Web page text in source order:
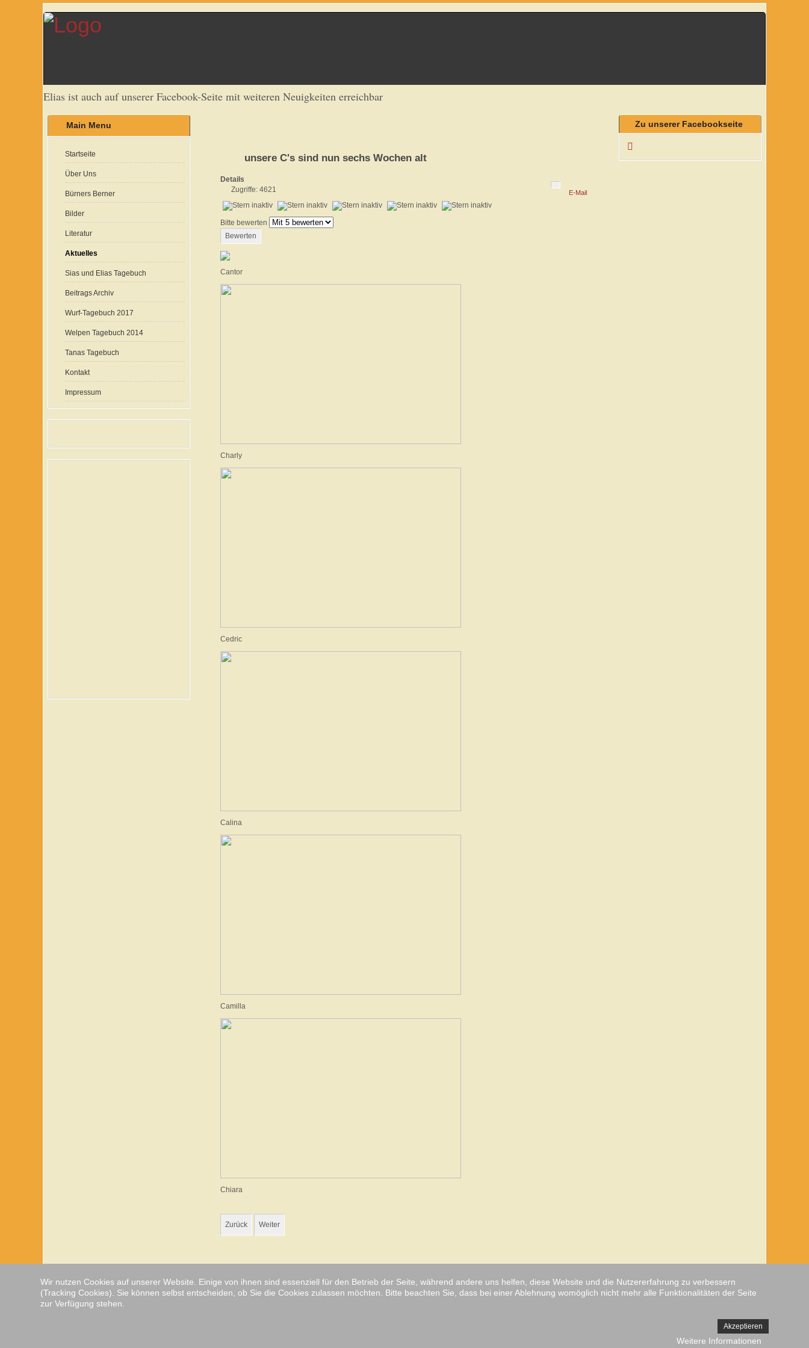
Elias ist auch auf unserer Facebook-Seite mit weiteren Neuigkeiten erreichbar
Main Menu
Startseite
Über Uns
Bürners Berner
Bilder
Literatur
Aktuelles
Sias und Elias Tagebuch
Beitrags Archiv
Wurf-Tagebuch 2017
Welpen Tagebuch 2014
Tanas Tagebuch
Kontakt
Impressum
unsere C's sind nun sechs Wochen alt
E-Mail
Details
Zugriffe: 4621
Bitte bewerten
Cantor
Charly
Cedric
Calina
Camilla
Chiara
Zurück Weiter
Zu unserer Facebookseite
Joomla!
Template designed by A.Reichenbeger
Wir nutzen Cookies auf unserer Website. Einige von ihnen sind essenziell für den Betrieb der Seite, während andere uns helfen, diese Website und die Nutzererfahrung zu verbessern
(Tracking Cookies). Sie können selbst entscheiden, ob Sie die Cookies zulassen möchten. Bitte beachten Sie, dass bei einer Ablehnung womöglich nicht mehr alle Funktionalitäten der Seite
zur Verfügung stehen.
Akzeptieren
Weitere Informationen